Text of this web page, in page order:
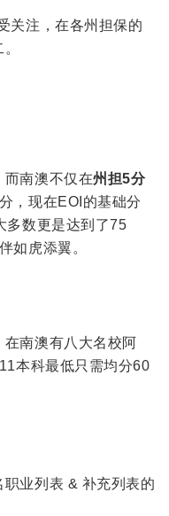
关注，在各州担保的
而南澳不仅在州担5分
，现在EOI的基础分
多数更是达到了75
如虎添翼。
南澳有八大名校阿
本科最低只需均分60
业列表 & 补充列表的